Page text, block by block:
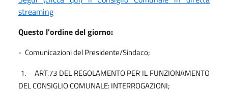
streaming
Questo l'ordine del giorno:
- Comunicazioni del Presidente/Sindaco;
1.
ART.73 DEL REGOLAMENTO PER IL FUNZIONAMENTO
DEL CONSIGLIO COMUNALE: INTERROGAZIONI;